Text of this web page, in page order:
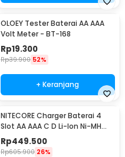
OLOEY Tester Baterai AA AAA
Volt Meter - BT-168
Rp19.300
Rp39.900 52%
+ Keranjang
NITECORE Charger Baterai 4
Slot AA AAA C D Li-Ion Ni-MH
LCD Display - UM4
Rp449.500
Rp605.900 26%